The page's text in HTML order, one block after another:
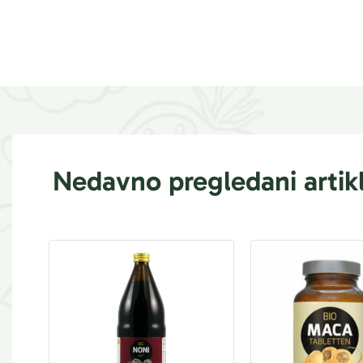
Nedavno pregledani